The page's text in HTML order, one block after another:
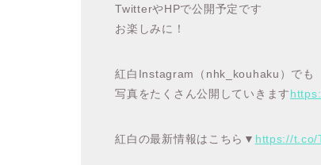
TwitterやHPで公開予定です
お楽しみに！
紅白Instagram（nhk_kouhaku）でも
写真をたくさん公開していきます
紅白の最新情報はこちら▼ https://t.co/